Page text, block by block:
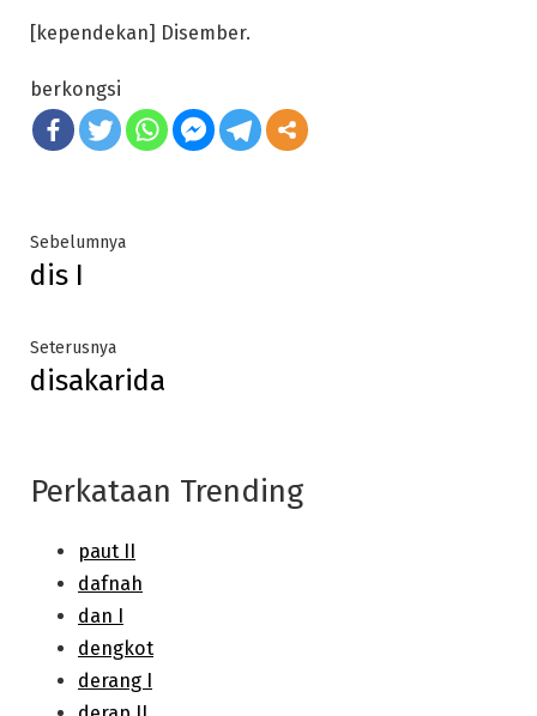
[kependekan] Disember.
berkongsi
Post
navigation
SebelumnyaPrevious
dis I
SeterusnyaNext
post:
disakarida
Perkataan Trending